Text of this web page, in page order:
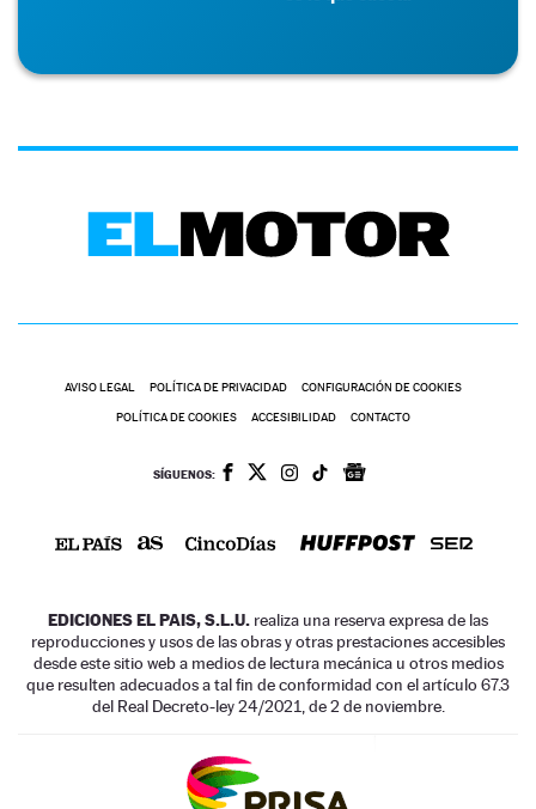
AVISO LEGAL POLÍTICA DE PRIVACIDAD CONFIGURACIÓN DE COOKIES
POLÍTICA DE COOKIES ACCESIBILIDAD CONTACTO
SÍGUENOS:
EDICIONES EL PAIS, S.L.U. realiza una reserva expresa de las
reproducciones y usos de las obras y otras prestaciones accesibles
desde este sitio web a medios de lectura mecánica u otros medios
que resulten adecuados a tal fin de conformidad con el artículo 67.3
del Real Decreto-ley 24/2021, de 2 de noviembre.